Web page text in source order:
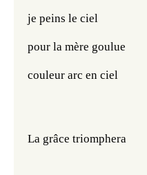
je peins le ciel
pour la mère goulue
couleur arc en ciel
La grâce triomphera